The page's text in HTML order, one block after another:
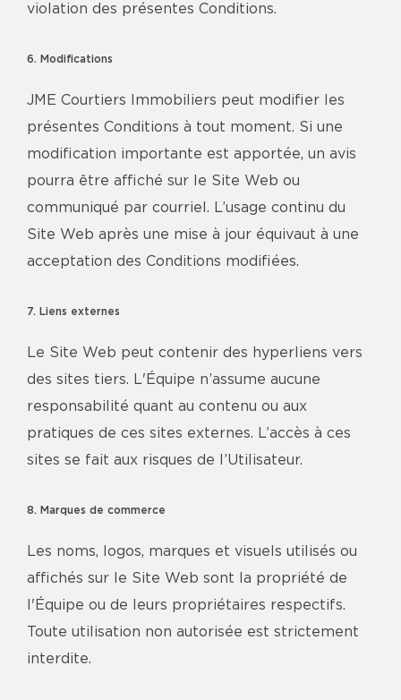
violation des présentes Conditions.
6. Modifications
JME Courtiers Immobiliers peut modifier les
présentes Conditions à tout moment. Si une
modification importante est apportée, un avis
pourra être affiché sur le Site Web ou
communiqué par courriel. L’usage continu du
Site Web après une mise à jour équivaut à une
acceptation des Conditions modifiées.
7. Liens externes
Le Site Web peut contenir des hyperliens vers
des sites tiers. L'Équipe n’assume aucune
responsabilité quant au contenu ou aux
pratiques de ces sites externes. L’accès à ces
sites se fait aux risques de l’Utilisateur.
8. Marques de commerce
Les noms, logos, marques et visuels utilisés ou
affichés sur le Site Web sont la propriété de
l'Équipe ou de leurs propriétaires respectifs.
Toute utilisation non autorisée est strictement
interdite.